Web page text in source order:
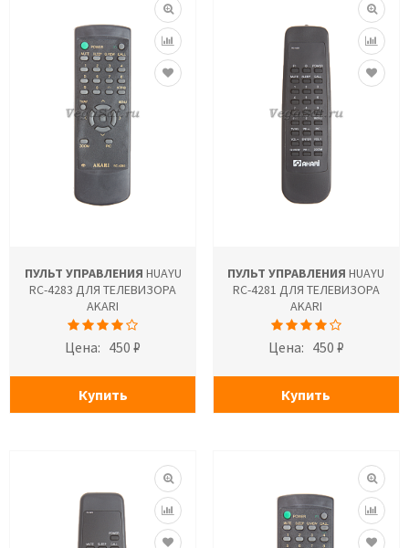
ПУЛЬТ УПРАВЛЕНИЯ HUAYU
RC-4283 ДЛЯ ТЕЛЕВИЗОРА
AKARI
Цена: 450 ₽
Купить
ПУЛЬТ УПРАВЛЕНИЯ HUAYU
RC-4281 ДЛЯ ТЕЛЕВИЗОРА
AKARI
Цена: 450 ₽
Купить